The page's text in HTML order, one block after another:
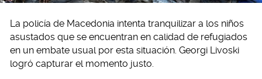
La policía de Macedonia intenta tranquilizar a los niños
asustados que se encuentran en calidad de refugiados
en un embate usual por esta situación. Georgi Livoski
logró capturar el momento justo.